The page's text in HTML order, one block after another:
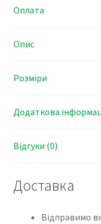
Оплата
Опис
Розміри
Додаткова
Відгуки (0)
Доставка
Відправимо